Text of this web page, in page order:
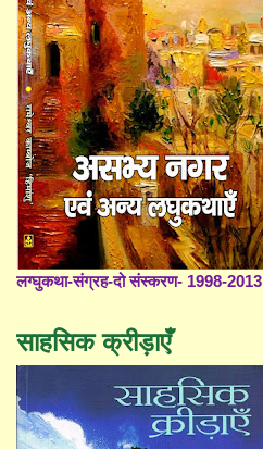
लग्घुकथा-संग्रह-दो संस्करण- 1998-2013
साहसिक क्रीड़ाएँ